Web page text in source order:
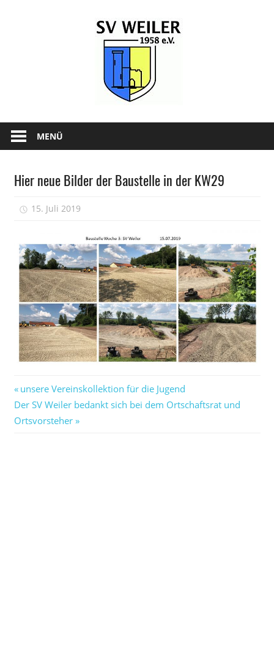
und
Infos
SV
MENÜ
Allgemein
Hier neue Bilder der Baustelle in der KW29
15. Juli 2019
Beitragsnavigation
Vorheriger
Beitrag:
unsere Vereinskollektion für die Jugend
Nächster
Beitrag:
Der SV Weiler bedankt sich bei dem Ortschaftsrat und
Ortsvorsteher